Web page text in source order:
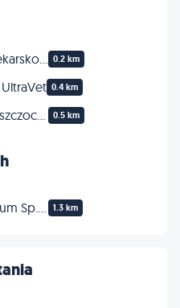
0.2 km
0.4 km
0.5 km
1.3 km